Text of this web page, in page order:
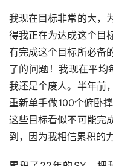
我现在目标非常的大，
得我正在为达成这个目
有完成这个目标所必备
了的问题！我现在平
我还是个废人。半年前
重新单手做100个俯卧
这些目标看似不可能完
到，因为我相信累积的力